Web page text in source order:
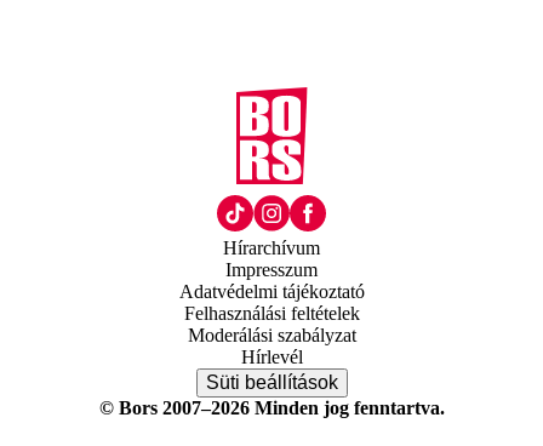
Hírarchívum
Impresszum
Adatvédelmi tájékoztató
Felhasználási feltételek
Moderálási szabályzat
Hírlevél
Süti beállítások
© Bors 2007–2026 Minden jog fenntartva.